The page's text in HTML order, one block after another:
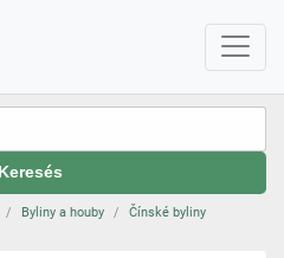
Keresés
Byliny a houby
Čínské byliny